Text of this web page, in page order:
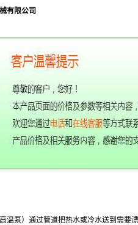
有限公司
温泵）通过管道把热水或冷水送到需要